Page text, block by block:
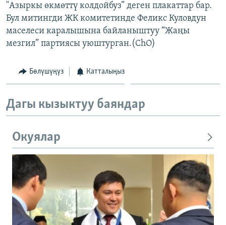
ЫҢГАЙСЫЗ СУРООЛОР
ЭЕ/АРнун бардык сайттары
"Азыркы өкмөттү колдойбуз” деген плакаттар бар.
Бул митингди ЖК комитетинде Феликс Куловдун
маселеси каралышына байланыштуу “Жаңы
мезгил” партиясы уюштурган.(ChO)
Бөлүшүңүз Катталыңыз
Дагы кызыктуу баяндар
Окуялар